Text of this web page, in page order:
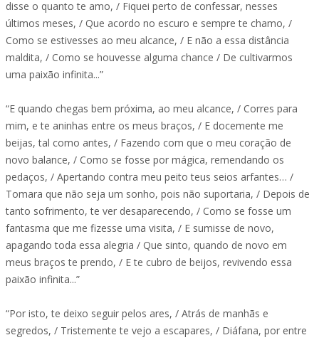
disse o quanto te amo, / Fiquei perto de confessar, nesses
últimos meses, / Que acordo no escuro e sempre te chamo, /
Como se estivesses ao meu alcance, / E não a essa distância
maldita, / Como se houvesse alguma chance / De cultivarmos
uma paixão infinita...”
“E quando chegas bem próxima, ao meu alcance, / Corres para
mim, e te aninhas entre os meus braços, / E docemente me
beijas, tal como antes, / Fazendo com que o meu coração de
novo balance, / Como se fosse por mágica, remendando os
pedaços, / Apertando contra meu peito teus seios arfantes… /
Tomara que não seja um sonho, pois não suportaria, / Depois de
tanto sofrimento, te ver desaparecendo, / Como se fosse um
fantasma que me fizesse uma visita, / E sumisse de novo,
apagando toda essa alegria / Que sinto, quando de novo em
meus braços te prendo, / E te cubro de beijos, revivendo essa
paixão infinita...”
“Por isto, te deixo seguir pelos ares, / Atrás de manhãs e
segredos, / Tristemente te vejo a escapares, / Diáfana, por entre